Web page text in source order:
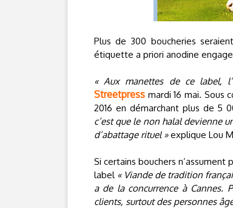
Plus de 300 boucheries
étiquette a priori anodine
« Aux manettes de ce label,
Streetpress mardi 16 mai. Sous
2016 en démarchant plus de 5
c’est que le non halal devienne
d’abattage rituel »explique Lou
Si certains bouchers
label « Viande de tradition
a de la concurrence à Cannes.
clients, surtout des personnes